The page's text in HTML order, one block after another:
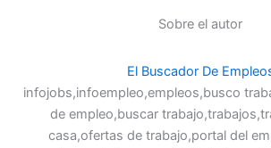
Sobre el autor
El Buscador De
infojobs,infoempleo,empleos,busco
de empleo,buscar
casa,ofertas de trabajo,portal del